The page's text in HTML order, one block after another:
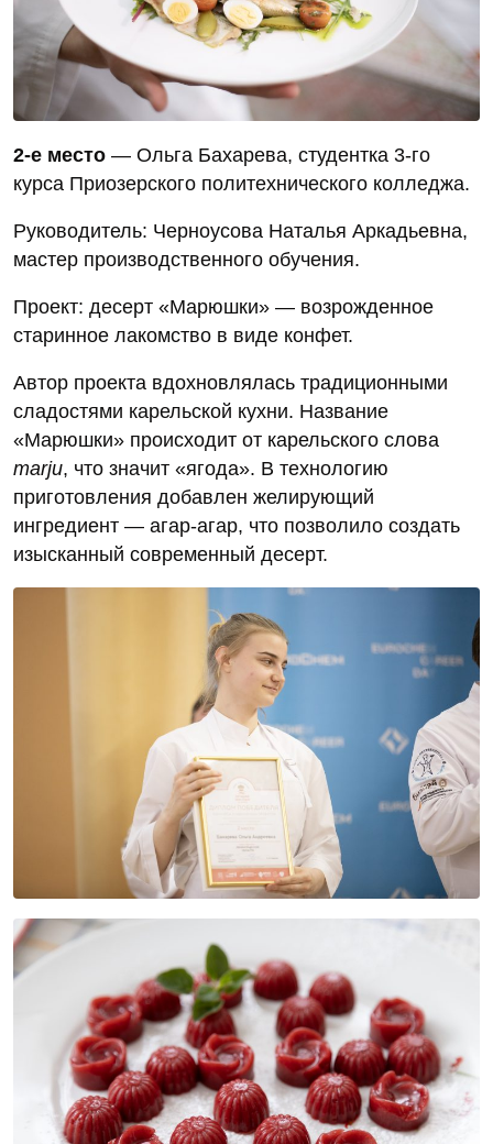
2‑е место — Ольга Бахарева, студентка 3‑го
курса Приозерского политехнического колледжа.
Руководитель: Черноусова Наталья Аркадьевна,
мастер производственного обучения.
Проект: десерт «Марюшки» — возрожденное
старинное лакомство в виде конфет.
Автор проекта вдохновлялась традиционными
сладостями карельской кухни. Название
«Марюшки» происходит от карельского слова
marju, что значит «ягода». В технологию
приготовления добавлен желирующий
ингредиент — агар‑агар, что позволило создать
изысканный современный десерт.